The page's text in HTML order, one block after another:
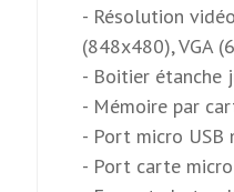
- Résolution
(848x480), VGA
- Boitier étanche
- Mémoire par
- Port micro
- Port carte micro